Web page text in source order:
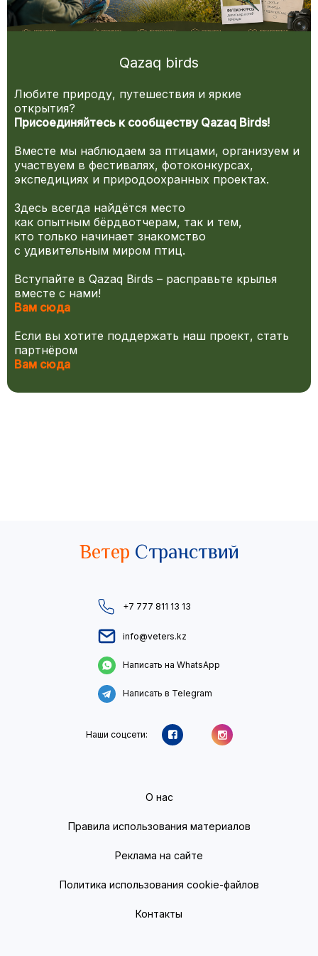
Qazaq birds
Любите природу, путешествия и яркие
открытия?
Присоединяйтесь к сообществу Qazaq Birds!
Вместе мы наблюдаем за птицами, организуем и
участвуем в фестивалях, фотоконкурсах,
экспедициях и природоохранных проектах.
Здесь всегда найдётся место
как опытным бёрдвотчерам, так и тем,
кто только начинает знакомство
с удивительным миром птиц.
Вступайте в Qazaq Birds – расправьте крылья
вместе с нами!
Вам сюда
Если вы хотите поддержать наш проект, стать
партнёром
Вам сюда
Ветер Странствий
+7 777 811 13 13
info@veters.kz
Написать на WhatsApp
Написать в Telegram
Наши соцсети:
О нас
Правила использования материалов
Реклама на сайте
Политика использования cookie-файлов
Контакты